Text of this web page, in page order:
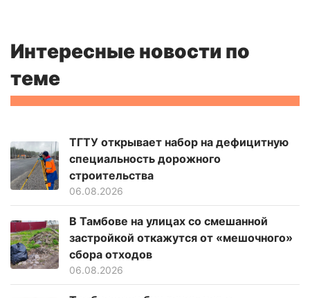
Интересные новости по
теме
ТГТУ открывает набор на дефицитную
специальность дорожного
строительства
06.08.2026
В Тамбове на улицах со смешанной
застройкой откажутся от «мешочного»
сбора отходов
06.08.2026